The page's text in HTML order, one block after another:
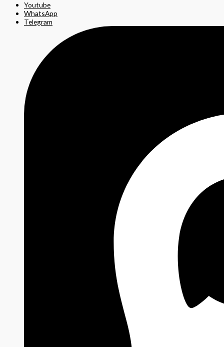
Youtube
WhatsApp
Telegram